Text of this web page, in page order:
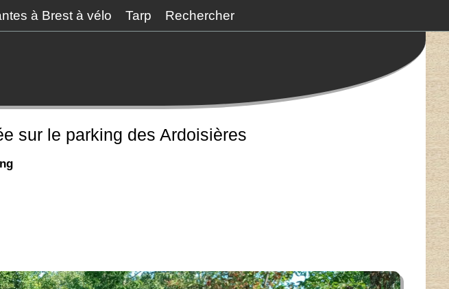
à Brest à vélo Tarp Rechercher
sur le parking des Ardoisières